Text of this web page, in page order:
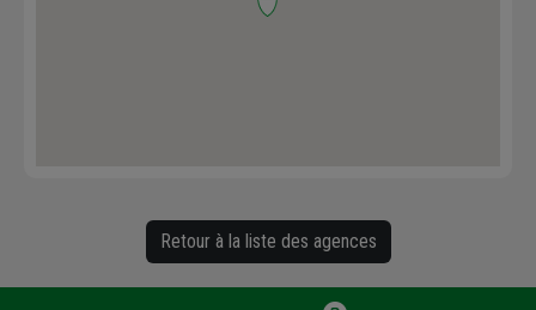
Retour à la liste des agences